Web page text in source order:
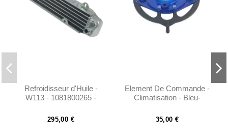
Refroidisseur d'Huile -
W113 - 1081800265 -
295,00 €
Element De Commande -
Climatisation - Bleu-
35,00 €